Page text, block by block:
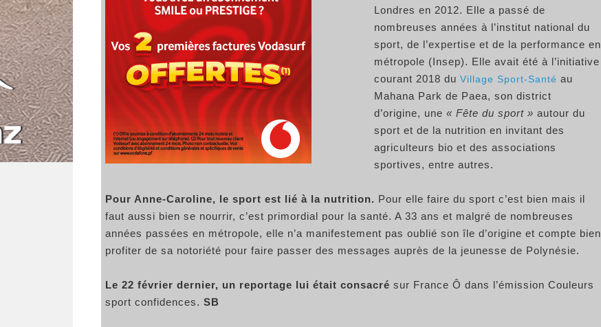
Londres en 2012. Elle a passé de
nombreuses années à l’institut national du
sport, de l’expertise et de la performance en
métropole (Insep). Elle avait été à l’initiative
courant 2018 du Village Sport-Santé au
Mahana Park de Paea, son district
d’origine, une « Fête du sport » autour du
sport et de la nutrition en invitant des
agriculteurs bio et des associations
sportives, entre autres.
Pour Anne-Caroline, le sport est lié à la nutrition. Pour elle faire du sport c’est bien mais il
faut aussi bien se nourrir, c’est primordial pour la santé. A 33 ans et malgré de nombreuses
années passées en métropole, elle n’a manifestement pas oublié son île d’origine et compte bien
profiter de sa notoriété pour faire passer des messages auprès de la jeunesse de Polynésie.
Le 22 février dernier, un reportage lui était consacré sur France Ô dans l’émission Couleurs
sport confidences. SB